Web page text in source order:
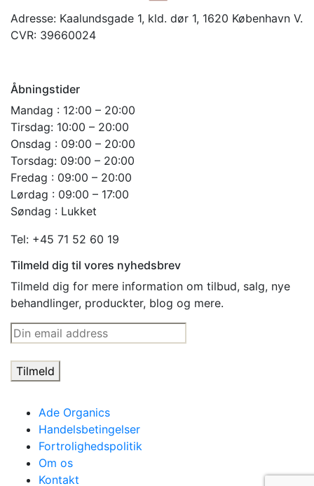
Adresse: Kaalundsgade 1, kld. dør 1, 1620 København V.
CVR: 39660024
Åbningstider
Mandag : 12:00 – 20:00
Tirsdag: 10:00 – 20:00
Onsdag : 09:00 – 20:00
Torsdag: 09:00 – 20:00
Fredag : 09:00 – 20:00
Lørdag : 09:00 – 17:00
Søndag : Lukket
Tel: +45 71 52 60 19
Tilmeld dig til vores nyhedsbrev
Tilmeld dig for mere information om tilbud, salg, nye
behandlinger, produckter, blog og mere.
Ade Organics
Handelsbetingelser
Fortrolighedspolitik
Om os
Kontakt